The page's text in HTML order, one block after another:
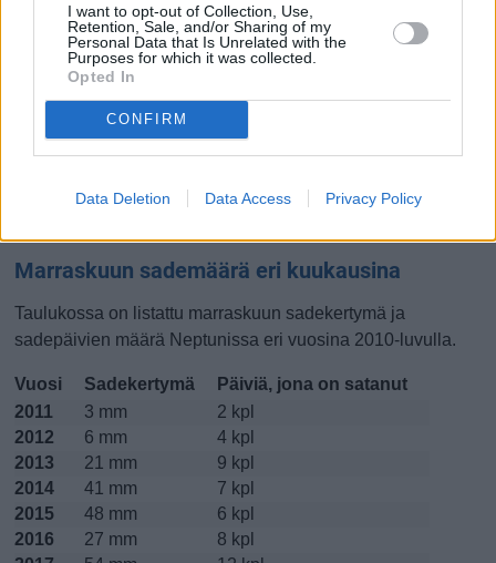
I want to opt-out of Collection, Use,
Retention, Sale, and/or Sharing of my
Personal Data that Is Unrelated with the
Purposes for which it was collected.
Opted In
CONFIRM
Data Deletion Data Access Privacy Policy
Huhtikuussa Toukokuussa Kesäkuussa
Heinäkuussa Elokuussa Syyskuussa
Lokakuussa Marraskuussa Joulukuussa
Kiinnostavatko lämpötilat?
Katso miten lämmintä Neptunissa on ollut marraskuussa
Marraskuun sademäärä eri kuukausina
Taulukossa on listattu marraskuun sadekertymä ja
sadepäivien määrä Neptunissa eri vuosina 2010-luvulla.
Vuosi Sadekertymä
Päiviä, jona on satanut
2011
3 mm
2 kpl
2012
6 mm
4 kpl
2013
21 mm
9 kpl
2014
41 mm
7 kpl
2015
48 mm
6 kpl
2016
27 mm
8 kpl